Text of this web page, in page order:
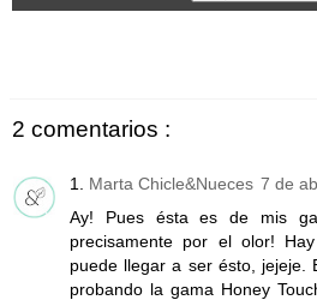
2 comentarios :
Marta Chicle&Nueces 7 de
Ay! Pues ésta es de mis
precisamente por el olor!
puede llegar a ser ésto, jejeje.
probando la gama Honey